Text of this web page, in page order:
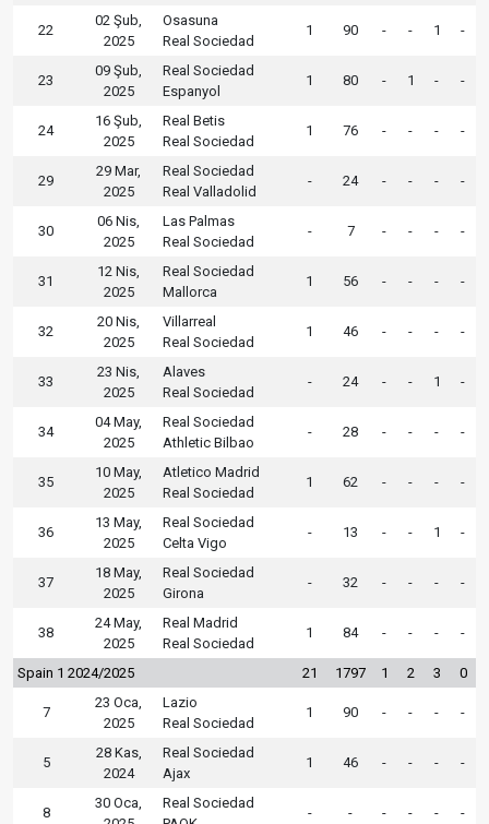
22
02 Şub,
2025
Osasuna
Real Sociedad
1 90 - - 1 -
23
09 Şub,
2025
Real Sociedad
Espanyol
1 80 - 1 - -
24
16 Şub,
2025
Real Betis
Real Sociedad
1 76 - - - -
29
29 Mar,
2025
Real Sociedad
Real Valladolid
- 24 - - - -
30
06 Nis,
2025
Las Palmas
Real Sociedad
- 7 - - - -
31
12 Nis,
2025
Real Sociedad
Mallorca
1 56 - - - -
32
20 Nis,
2025
Villarreal
Real Sociedad
1 46 - - - -
33
23 Nis,
2025
Alaves
Real Sociedad
- 24 - - 1 -
34
04 May,
2025
Real Sociedad
Athletic Bilbao
- 28 - - - -
35
10 May,
2025
Atletico Madrid
Real Sociedad
1 62 - - - -
36
13 May,
2025
Real Sociedad
Celta Vigo
- 13 - - 1 -
37
18 May,
2025
Real Sociedad
Girona
- 32 - - - -
38
24 May,
2025
Real Madrid
Real Sociedad
1 84 - - - -
Spain 1 2024/2025 21 1797 1 2 3 0
7
23 Oca,
2025
Lazio
Real Sociedad
1 90 - - - -
5
28 Kas,
2024
Real Sociedad
Ajax
1 46 - - - -
8
30 Oca,
Real Sociedad
- - - - - -